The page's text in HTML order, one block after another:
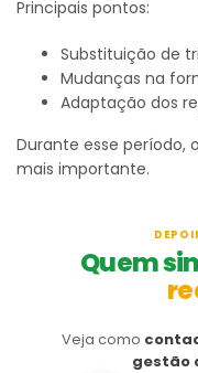
Principais pontos:
Substituição de
Mudanças na
Adaptação dos
Durante esse período,
mais importante.
Quem
Veja como
gestão